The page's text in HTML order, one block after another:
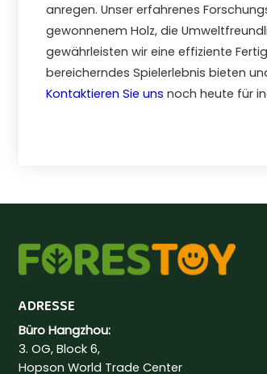
anregen. Unser erfahrenes
gewonnenem Holz, die
gewährleisten wir eine effiziente
bereicherndes Spielerlebnis bieten
Kontaktieren Sie uns noch heute für
ADRESSE
Büro Hangzhou:
3. OG, Block 6,
Hopson World Trade Center